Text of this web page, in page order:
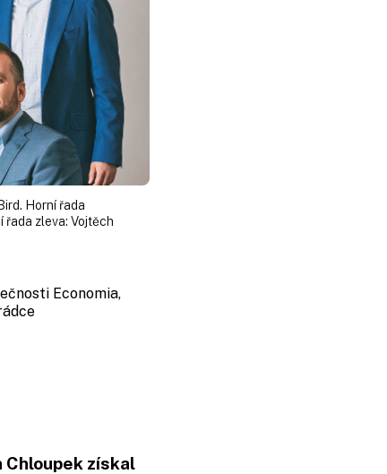
Horní řada
řada zleva: Vojtěch
Economia,
získal